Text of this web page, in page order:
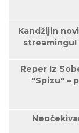
Kandžijin
streamingu!
Reper Iz
"Spizu" –